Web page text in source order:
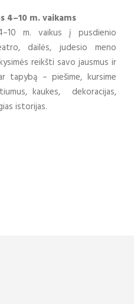
4–10 m. vaikams
m. vaikus į pusdienio
dailės, judesio meno
reikšti savo jausmus ir
tapybą – piešime, kursime
kaukes, dekoracijas,
istorijas.